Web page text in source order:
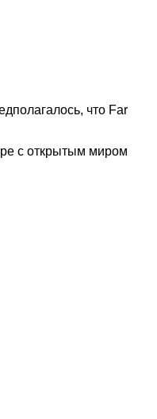
что Far
с открытым миром